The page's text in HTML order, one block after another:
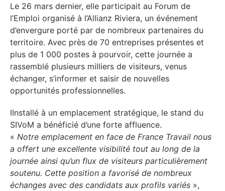
Le 26 mars dernier, elle participait au Forum de
l’Emploi organisé à l’Allianz Riviera, un événement
d’envergure porté par de nombreux partenaires du
territoire. Avec près de 70 entreprises présentes et
plus de 1 000 postes à pourvoir, cette journée a
rassemblé plusieurs milliers de visiteurs, venus
échanger, s’informer et saisir de nouvelles
opportunités professionnelles.
IInstallé à un emplacement stratégique, le stand du
SIVoM a bénéficié d’une forte affluence.
« Notre emplacement en face de France Travail nous
a offert une excellente visibilité tout au long de la
journée ainsi qu’un flux de visiteurs particulièrement
soutenu. Cette position a favorisé de nombreux
échanges avec des candidats aux profils variés »,